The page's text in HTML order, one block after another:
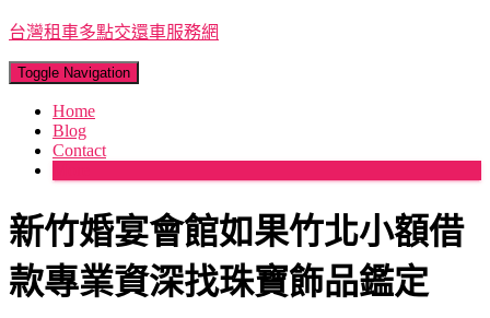
台灣租車多點交還車服務網
Toggle Navigation
Home
Blog
Contact
新竹婚宴會館如果竹北小額借
款專業資深找珠寶飾品鑑定